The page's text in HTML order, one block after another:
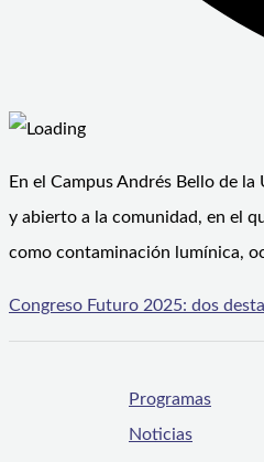
En el Campus Andrés Bello de
y abierto a la comunidad, en el
como contaminación lumínica,
Congreso Futuro 2025: dos
Programas
Noticias